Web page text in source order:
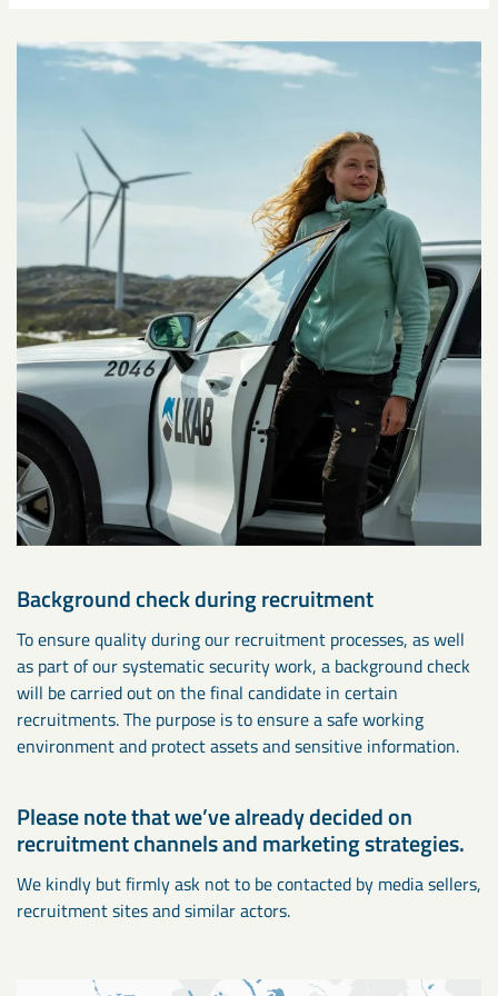
Background check during recruitment
To ensure quality during our recruitment processes, as well
as part of our systematic security work, a background check
will be carried out on the final candidate in certain
recruitments. The purpose is to ensure a safe working
environment and protect assets and sensitive information.
Please note that we’ve already decided on
recruitment channels and marketing strategies.
We kindly but firmly ask not to be contacted by media sellers,
recruitment sites and similar actors.